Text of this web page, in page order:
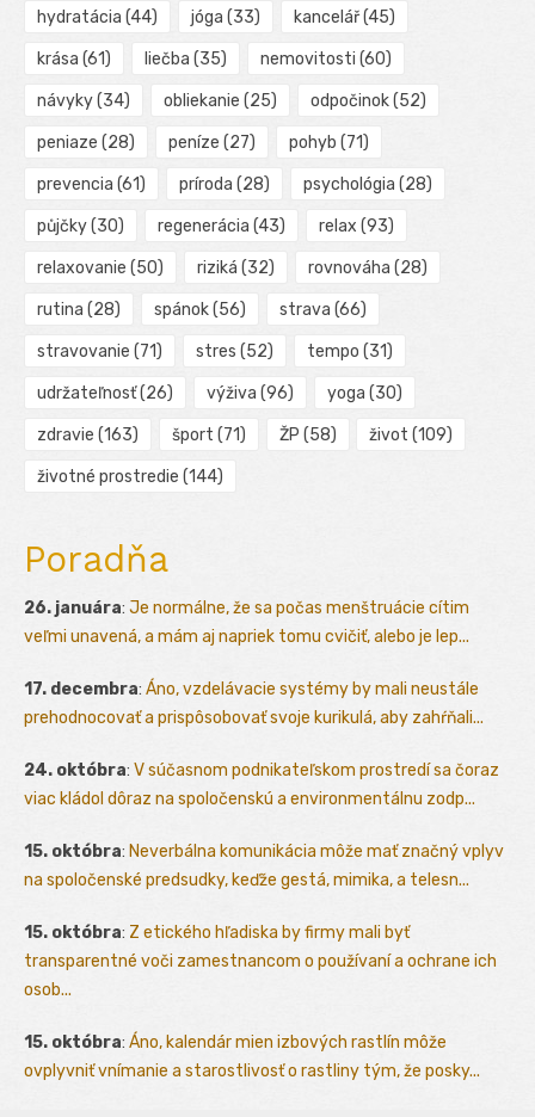
hydratácia (44) jóga (33) kancelář(45)
krása (61) liečba (35) nemovitosti (60)
návyky(34) obliekanie (25) odpočinok(52)
peniaze (28) peníze (27) pohyb (71)
prevencia (61) príroda (28) psychológia (28)
půjčky(30) regenerácia (43) relax (93)
relaxovanie (50) riziká (32) rovnováha (28)
rutina (28) spánok(56) strava (66)
stravovanie (71) stres (52) tempo (31)
udržateľnosť(26) výživa (96) yoga (30)
zdravie (163) šport (71) ŽP (58) život (109)
životné prostredie (144)
Poradňa
26. januára: Je normálne, že sa počas menštruácie cítim
veľmi unavená, a mám aj napriek tomu cvičiť, alebo je lep...
17. decembra: Áno, vzdelávacie systémy by mali neustále
prehodnocovať a prispôsobovať svoje kurikulá, aby zahŕňali...
24. októbra: V súčasnom podnikateľskom prostredí sa čoraz
viac kládol dôraz na spoločenskú a environmentálnu zodp...
15. októbra: Neverbálna komunikácia môže mať značný vplyv
na spoločenské predsudky, keďže gestá, mimika, a telesn...
15. októbra: Z etického hľadiska by firmy mali byť
transparentné voči zamestnancom o používaní a ochrane ich
osob...
15. októbra: Áno, kalendár mien izbových rastlín môže
ovplyvniť vnímanie a starostlivosť o rastliny tým, že posky...